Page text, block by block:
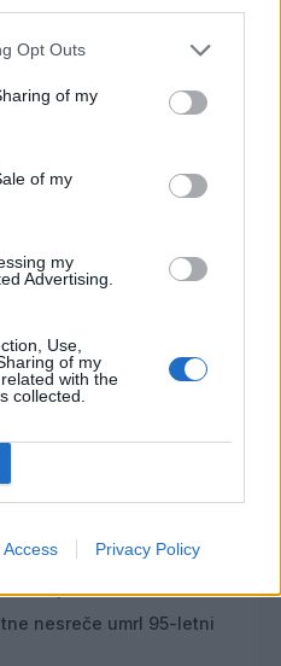
Opt Outs
of my
of my
my
Advertising.
Use,
of my
with the
collected.
Access Privacy Policy
oziroma motena dobava
za javno spodbujanje
Komentarji z žaljivimi,
ali nezakonitimi vsebinami
→
nesreče umrl 95-letni